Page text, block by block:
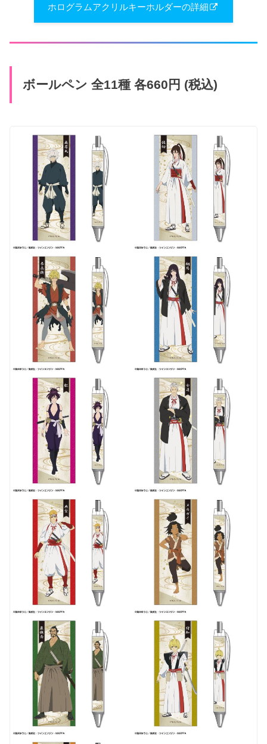
ホログラムアクリルキーホルダーの詳細
ボールペン 全11種 各660円 (税込)